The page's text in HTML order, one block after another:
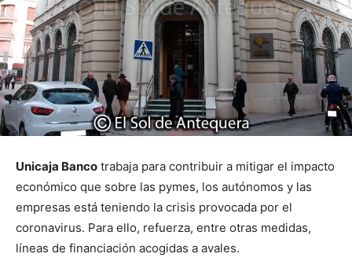
Unicaja Banco trabaja para contribuir a mitigar el impacto
económico que sobre las pymes, los autónomos y las
empresas está teniendo la crisis provocada por el
coronavirus. Para ello, refuerza, entre otras medidas,
líneas de financiación acogidas a avales.